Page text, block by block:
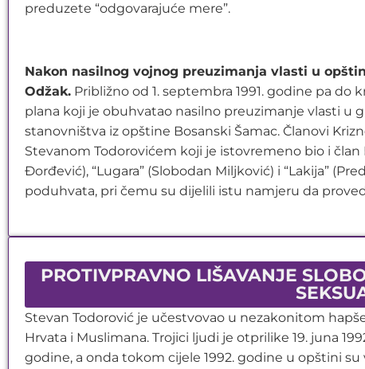
preduzete “odgovarajuće mere”.
Nakon nasilnog vojnog preuzimanja vlasti u
Odžak. Približno od 1. septembra 1991. godine pa do
plana koji je obuhvatao nasilno preuzimanje vlasti u
stanovništva iz opštine Bosanski Šamac. Članovi
Stevanom Todorovićem koji je istovremeno bio i član
Đorđević), “Lugara” (Slobodan Miljković) i “Lakija”
poduhvata, pri čemu su dijelili istu namjeru da
PROTIVPRAVNO LIŠAVANJE
Stevan Todorović je učestvovao u nezakonitom
Hrvata i Muslimana. Trojici ljudi je otprilike 19. juna
godine, a onda tokom cijele 1992. godine u opštini